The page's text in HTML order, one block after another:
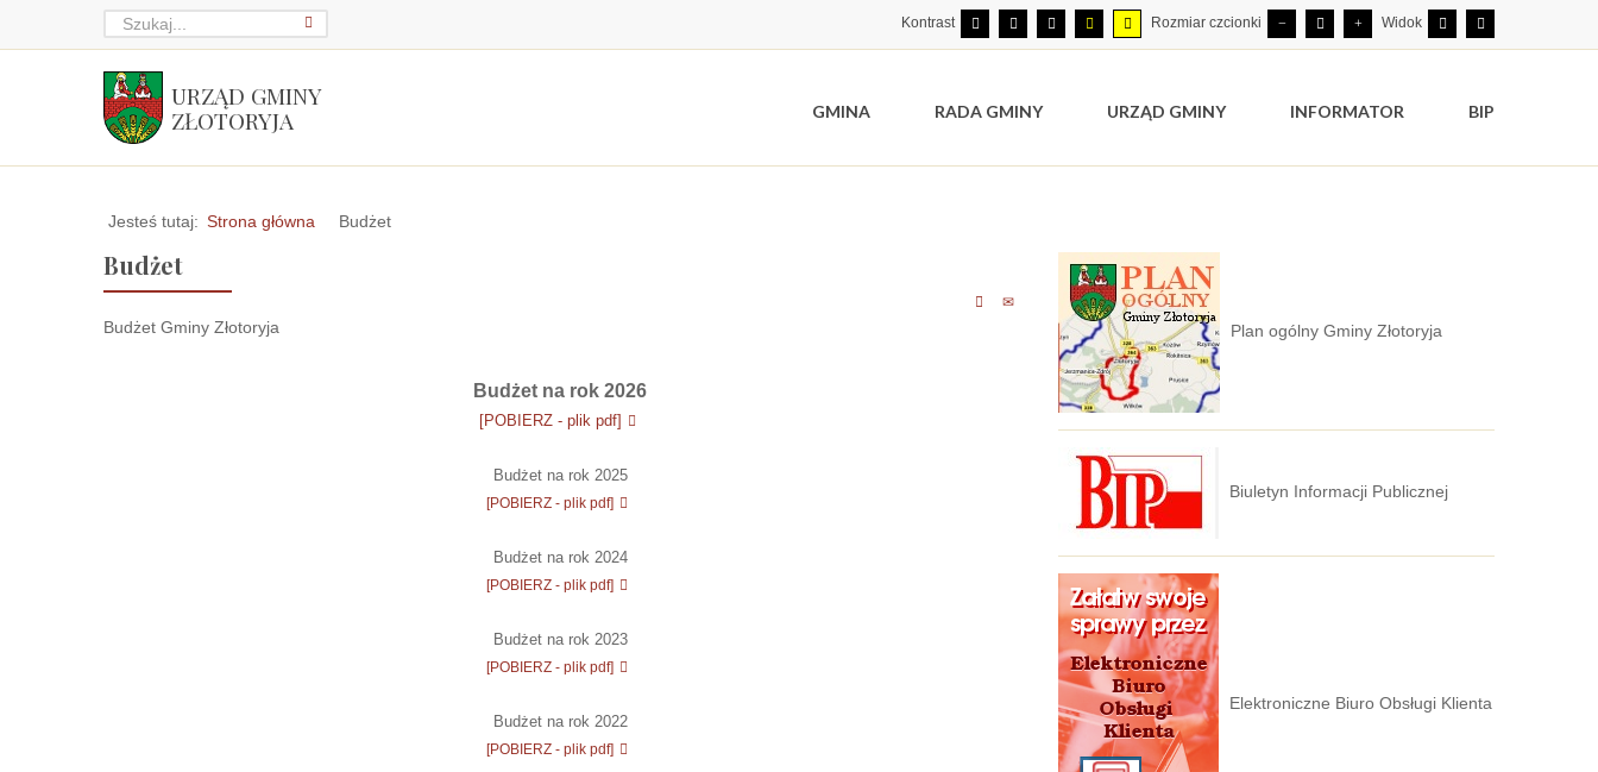
Kontrast Rozmiar czcionki Widok
URZĄD GMINY
ZŁOTORYJA
GMINA RADA GMINY URZĄD GMINY INFORMATOR BIP
Jesteś tutaj: Strona główna Budżet
Budżet
Budżet Gminy Złotoryja
Budżet na rok 2026
[POBIERZ - plik pdf]
Budżet na rok 2025
[POBIERZ - plik pdf]
Budżet na rok 2024
[POBIERZ - plik pdf]
Budżet na rok 2023
[POBIERZ - plik pdf]
Budżet na rok 2022
[POBIERZ - plik pdf]
Plan ogólny Gminy Złotoryja
Biuletyn Informacji Publicznej
Elektroniczne Biuro Obsługi Klienta